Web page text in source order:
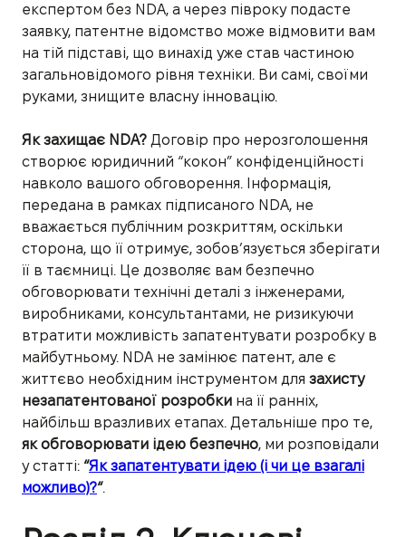
експертом без NDA, а через півроку подасте
заявку, патентне відомство може відмовити вам
на тій підставі, що винахід уже став частиною
загальновідомого рівня техніки. Ви самі, своїми
руками, знищите власну інновацію.
Як захищає NDA? Договір про нерозголошення
створює юридичний “кокон” конфіденційності
навколо вашого обговорення. Інформація,
передана в рамках підписаного NDA, не
вважається публічним розкриттям, оскільки
сторона, що її отримує, зобов’язується зберігати
її в таємниці. Це дозволяє вам безпечно
обговорювати технічні деталі з інженерами,
виробниками, консультантами, не ризикуючи
втратити можливість запатентувати розробку в
майбутньому. NDA не замінює патент, але є
життєво необхідним інструментом для захисту
незапатентованої розробки на її ранніх,
найбільш вразливих етапах. Детальніше про те,
як обговорювати ідею безпечно, ми розповідали
у статті: “Як запатентувати ідею (і чи це взагалі
можливо)?“.